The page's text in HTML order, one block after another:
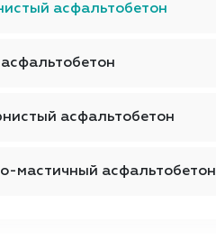
асфальтобетон
асфальтобетон
мастичный асфальтобетон